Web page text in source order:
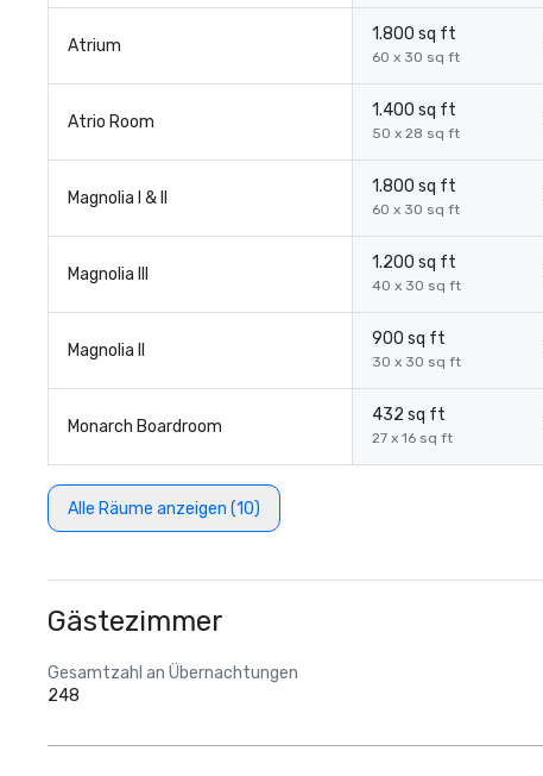
Atrium
1.800 sq ft
60 x 30 sq ft
Atrio Room
1.400 sq ft
50 x 28 sq ft
Magnolia I & II
1.800 sq ft
60 x 30 sq ft
Magnolia III
1.200 sq ft
40 x 30 sq ft
Magnolia II
900 sq ft
30 x 30 sq ft
Monarch Boardroom
432 sq ft
27 x 16 sq ft
Alle Räume anzeigen (10)
Gästezimmer
Gesamtzahl an Übernachtungen
248